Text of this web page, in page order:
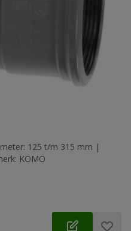
125 t/m 315 mm |
KOMO